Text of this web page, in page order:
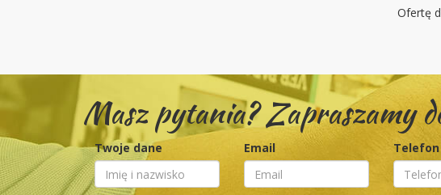
Ofertę
Masz pytania? Zapraszamy
Twoje dane Email Telefon